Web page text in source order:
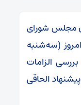
مجلس شورای
(سه‌شنبه
الزامات
۱۴۰۵ با یک پیشنهاد الحاقی